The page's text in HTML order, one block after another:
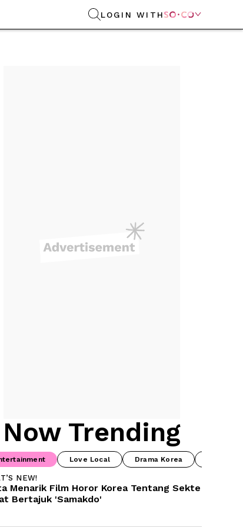
LOGIN WITH 
Now Trending
Love Local Drama Korea
NEW!
Menarik Film Horor Korea Tentang Sekte
Bertajuk 'Samakdo'